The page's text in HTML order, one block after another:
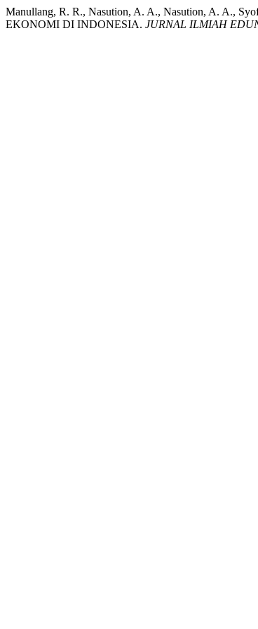
Manullang, R. R., Nasution, A. A., Nasution, A. A.,
EKONOMI DI INDONESIA. JURNAL ILMIAH